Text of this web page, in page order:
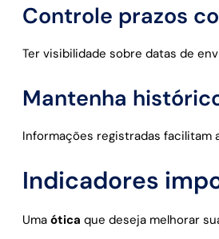
Controle prazos
Ter visibilidade sobre datas de
Mantenha
Informações registradas
Indicadores
Uma ótica que deseja melhorar